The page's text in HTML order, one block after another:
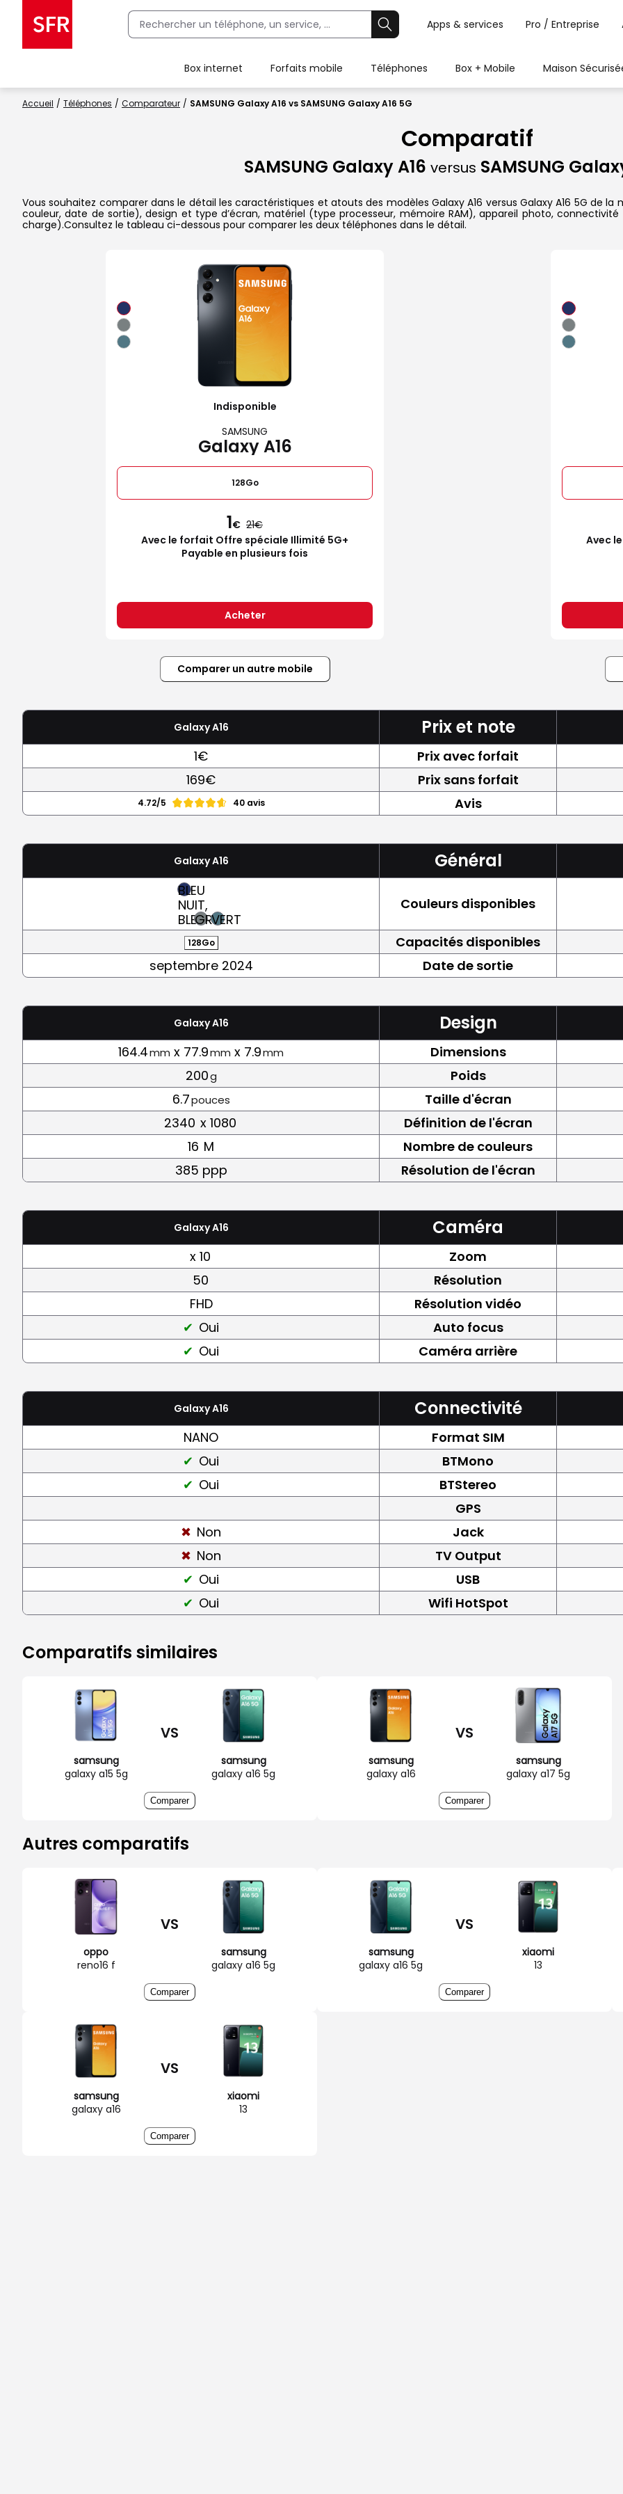
Apps & services Pro / Entreprise
Box internet Forfaits mobile Téléphones Box + Mobile Maison
Accueil Téléphones Comparateur SAMSUNG Galaxy A16 vs SAMSUNG Galaxy A16 5G
Comparatif
SAMSUNG Galaxy A16 versus SAMSUNG
Vous souhaitez comparer dans le détail les caractéristiques et atouts des modèles Galaxy A16 versus Galaxy A16 5G de la
couleur, date de sortie), design et type d’écran, matériel (type processeur, mémoire RAM), appareil photo,
charge).Consultez le tableau ci-dessous pour comparer les deux téléphones dans le détail.
Indisponible
SAMSUNG
Galaxy A16
128Go
1€ 21
Avec le forfait Offre spéciale Illimité 5G+
Payable en plusieurs fois
Acheter
Avec
Comparer un autre mobile
Galaxy A16 Prix et note
1€
Prix avec forfait
169€
Prix sans forfait
4.72/5 40 avis Avis
Galaxy A16 Général
BLEU
NUIT,
BLEUGRISVERT
Couleurs disponibles
128Go
Capacités disponibles
septembre 2024
Date de sortie
Galaxy A16 Design
164.4mm x 77.9mm x 7.9mm
Dimensions
200g
Poids
6.7pouces
Taille d'écran
2340 x 1080
Définition de l'écran
16 M
Nombre de couleurs
385 ppp
Résolution de l'écran
Galaxy A16 Caméra
x 10
Zoom
50
Résolution
FHD
Résolution vidéo
Oui
Auto focus
Oui
Caméra arrière
Galaxy A16 Connectivité
NANO
Format SIM
Oui
BTMono
Oui
BTStereo
GPS
Non
Jack
Non
TV Output
Oui
USB
Oui
Wifi HotSpot
Comparatifs similaires
samsung
galaxy a15 5g
VS
samsung
galaxy a16 5g
Comparer
samsung
galaxy a16
VS
samsung
galaxy a17 5g
Comparer
Autres comparatifs
oppo
reno16 f
VS
samsung
galaxy a16 5g
Comparer
samsung
galaxy a16 5g
VS
xiaomi
13
Comparer
samsung
galaxy a16
VS
xiaomi
13
Comparer